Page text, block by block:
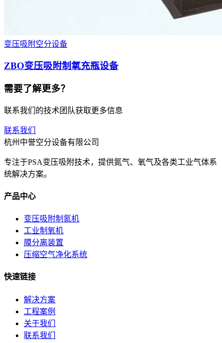
变压吸附空分设备
ZBO变压吸附制氧充瓶设备
需要了解更多？
联系我们的技术团队获取更多信息
联系我们
杭州中誉空分设备有限公司
专注于PSA变压吸附技术，提供氮气、氧气及各类工业气体系
统解决方案。
产品中心
变压吸附制氮机
工业制氧机
膜分离装置
压缩空气净化系统
快速链接
解决方案
工程案例
关于我们
联系我们